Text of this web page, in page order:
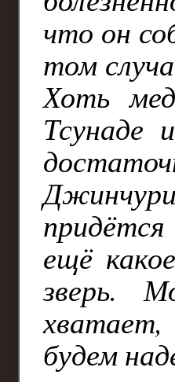
что он
том
Хоть
Тсунаде
ещё какое
зверь.
будем